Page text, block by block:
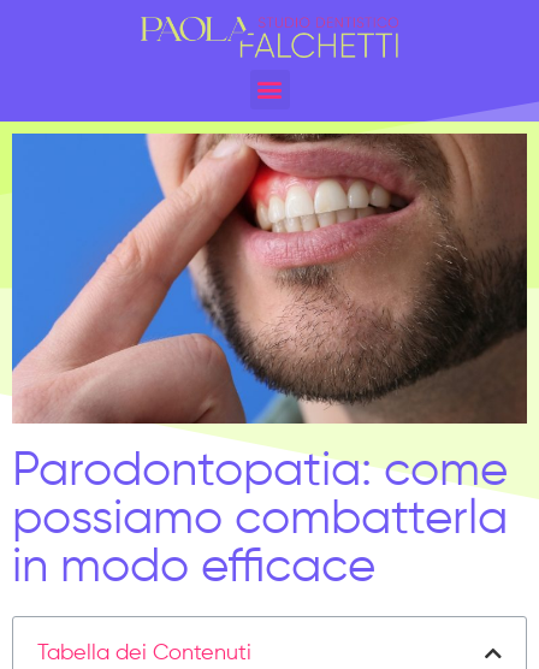
Parodontopatia: come
possiamo combatterla
in modo efficace
Tabella dei Contenuti